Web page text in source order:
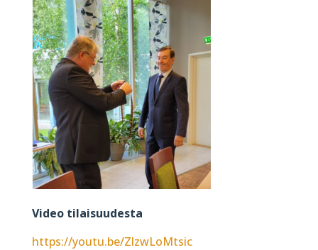
Video tilaisuudesta
https://youtu.be/ZlzwLoMtsic